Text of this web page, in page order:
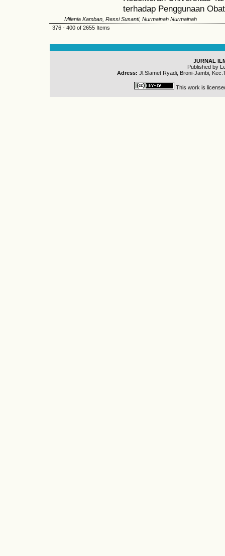
terhadap Penggunaan
Milenia Kamban, Ressi Susanti, Nurmainah Nurmainah
376 - 400 of 2655 Items
JURNAL
Published by
Adress: Jl.Slamet Ryadi, Broni-Jambi,
This work is